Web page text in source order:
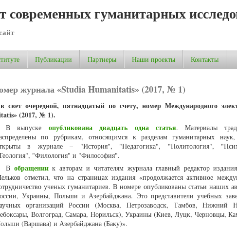
современных гуманитарных
Публикации Партнеры Наши проекты Контакты
журнала «Studia Humanitatis» (2017, № 1)
очередной, пятнадцатый по счету, номер Международного
(2017, № 1).
В выпускеопубликована двадцать одна статья. Материалы
по рубрикам, относящимся к разделам гуманитарных наук,
в журнале – "История", "Педагогика", "Политология",
"Филология" и "Философия".
В обращениик авторам и читателям журнала главный редактор
отметил, что на страницах издания «продолжается активное
ученых гуманитариев. В номере опубликованы статьи наших
Украины, Польши и Азербайджана. Это представители учебных
организаций России (Москва, Петрозаводск, Тамбов, Нижний
Волгоград, Самара, Норильск), Украины (Киев, Луцк, Черновцы,
(Варшава) и Азербайджана (Баку)».